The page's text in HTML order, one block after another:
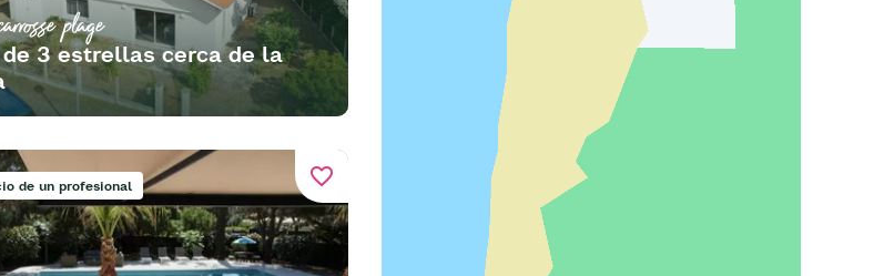
plage
3 estrellas cerca de la
favorite_border
de un profesional